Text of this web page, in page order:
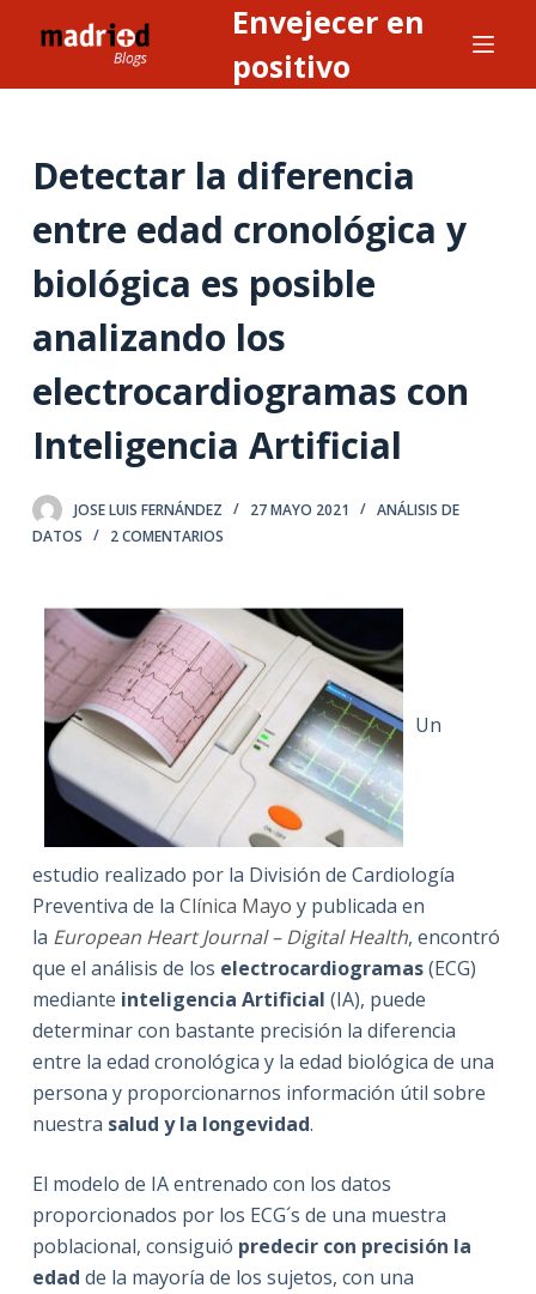
l
n
e
o
Envejecer en
positivo
Detectar la diferencia
entre edad cronológica y
biológica es posible
analizando los
electrocardiogramas con
Inteligencia Artificial
JOSE LUIS FERNÁNDEZ 27 MAYO 2021
ANÁLISIS DE
DATOS
2 COMENTARIOS
Un
estudio realizado por la División de Cardiología
Preventiva de la Clínica Mayo y publicada en
la European Heart Journal – Digital Health, encontró
que el análisis de los electrocardiogramas(ECG)
mediante inteligencia Artificial (IA), puede
determinar con bastante precisión la diferencia
entre la edad cronológica y la edad biológica de una
persona y proporcionarnos información útil sobre
nuestra salud y la longevidad.
El modelo de IA entrenado con los datos
proporcionados por los ECG´s de una muestra
poblacional, consiguió predecir con precisión la
edad de la mayoría de los sujetos, con una